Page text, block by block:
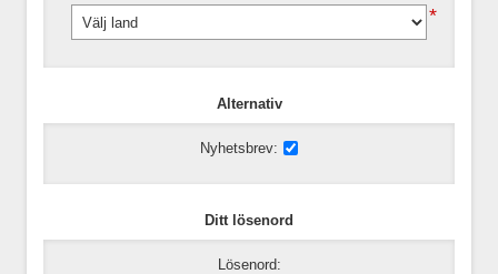
*
Alternativ
Nyhetsbrev:
Ditt lösenord
Lösenord: